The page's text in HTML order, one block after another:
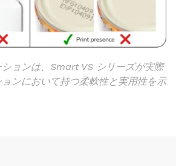
ョンは、Smart VS シリーズが実際
ンにおいて持つ柔軟性と実用性を示